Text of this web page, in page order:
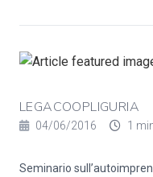
LEGACOOPLIGURIA
04/06/2016 1
Seminario